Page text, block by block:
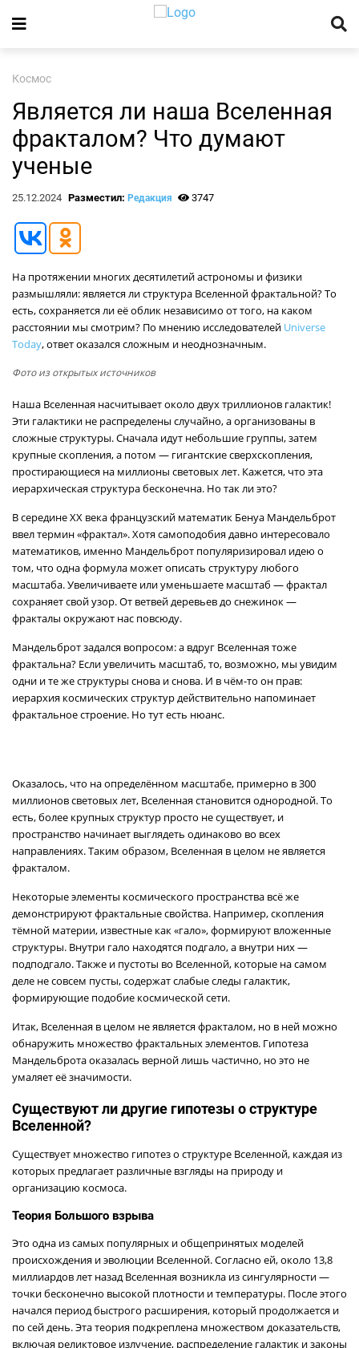
Космос
Является ли наша Вселенная
фракталом? Что думают
ученые
25.12.2024 Разместил: Редакция 3747
На протяжении многих десятилетий астрономы и физики
размышляли: является ли структура Вселенной фрактальной? То
есть, сохраняется ли её облик независимо от того, на каком
расстоянии мы смотрим? По мнению исследователей Universe
Today, ответ оказался сложным и неоднозначным.
Фото из открытых источников
Наша Вселенная насчитывает около двух триллионов галактик!
Эти галактики не распределены случайно, а организованы в
сложные структуры. Сначала идут небольшие группы, затем
крупные скопления, а потом — гигантские сверхскопления,
простирающиеся на миллионы световых лет. Кажется, что эта
иерархическая структура бесконечна. Но так ли это?
В середине XX века французский математик Бенуа Мандельброт
ввел термин «фрактал». Хотя самоподобия давно интересовало
математиков, именно Мандельброт популяризировал идею о
том, что одна формула может описать структуру любого
масштаба. Увеличиваете или уменьшаете масштаб — фрактал
сохраняет свой узор. От ветвей деревьев до снежинок —
фракталы окружают нас повсюду.
Мандельброт задался вопросом: а вдруг Вселенная тоже
фрактальна? Если увеличить масштаб, то, возможно, мы увидим
одни и те же структуры снова и снова. И в чём-то он прав:
иерархия космических структур действительно напоминает
фрактальное строение. Но тут есть нюанс.
Оказалось, что на определённом масштабе, примерно в 300
миллионов световых лет, Вселенная становится однородной. То
есть, более крупных структур просто не существует, и
пространство начинает выглядеть одинаково во всех
направлениях. Таким образом, Вселенная в целом не является
фракталом.
Некоторые элементы космического пространства всё же
демонстрируют фрактальные свойства. Например, скопления
тёмной материи, известные как «гало», формируют вложенные
структуры. Внутри гало находятся подгало, а внутри них —
подподгало. Также и пустоты во Вселенной, которые на самом
деле не совсем пусты, содержат слабые следы галактик,
формирующие подобие космической сети.
Итак, Вселенная в целом не является фракталом, но в ней можно
обнаружить множество фрактальных элементов. Гипотеза
Мандельброта оказалась верной лишь частично, но это не
умаляет её значимости.
Существуют ли другие гипотезы о структуре
Вселенной?
Существует множество гипотез о структуре Вселенной, каждая из
которых предлагает различные взгляды на природу и
организацию космоса.
Теория Большого взрыва
Это одна из самых популярных и общепринятых моделей
происхождения и эволюции Вселенной. Согласно ей, около 13,8
миллиардов лет назад Вселенная возникла из сингулярности —
точки бесконечно высокой плотности и температуры. После этого
начался период быстрого расширения, который продолжается и
по сей день. Эта теория подкреплена множеством доказательств,
включая реликтовое излучение, распределение галактик и законы